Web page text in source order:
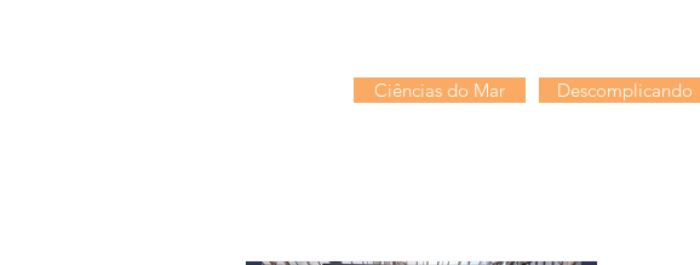
Ciências do Mar Descomplicando